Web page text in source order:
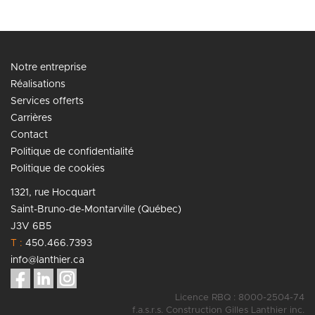
Notre entreprise
Réalisations
Services offerts
Carrières
Contact
Politique de confidentialité
Politique de cookies
1321, rue Hocquart
Saint-Bruno-de-Montarville (Québec)
J3V 6B5
T : 450.466.7393
info@lanthier.ca
Licence RBQ : 8000-2504-74
f.a.s.r.s. Construction Gilles Lanthier inc.